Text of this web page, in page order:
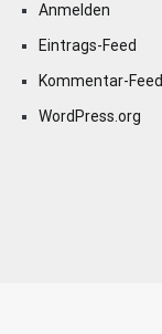
Anmelden
Eintrags-Feed
Kommentar-Feed
WordPress.org